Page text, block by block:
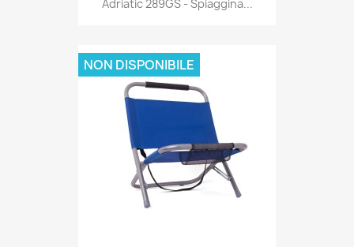
Adriatic 289GS - Spiaggina...
NON DISPONIBILE